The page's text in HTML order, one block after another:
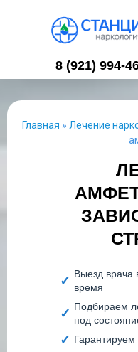
8 (921) 994-
Главная » Лечение
Выезд врача
время
Подбираем
под